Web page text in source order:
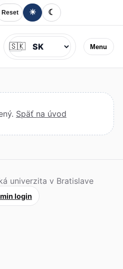
Reset ☀ ☾
Menu
Jazyk
🇸🇰
Späť na úvod
univerzita v Bratislave
login